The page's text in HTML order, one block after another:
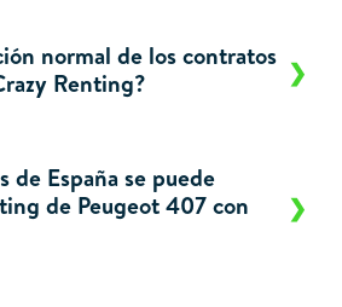
normal de los contratos
Renting?
de España se puede
de Peugeot 407 con